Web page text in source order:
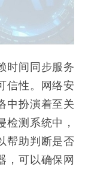
时间同步服务
信性。网络安
中扮演着至关
检测系统中，
帮助判断是否
，可以确保网